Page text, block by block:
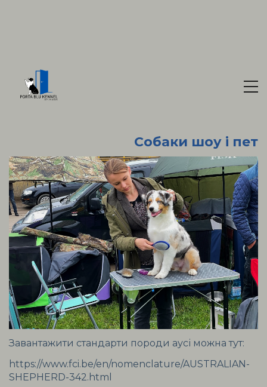
Собаки шоу і пет
Завантажити стандарти породи аусі можна тут:
https://www.fci.be/en/nomenclature/AUSTRALIAN-
SHEPHERD-342.html